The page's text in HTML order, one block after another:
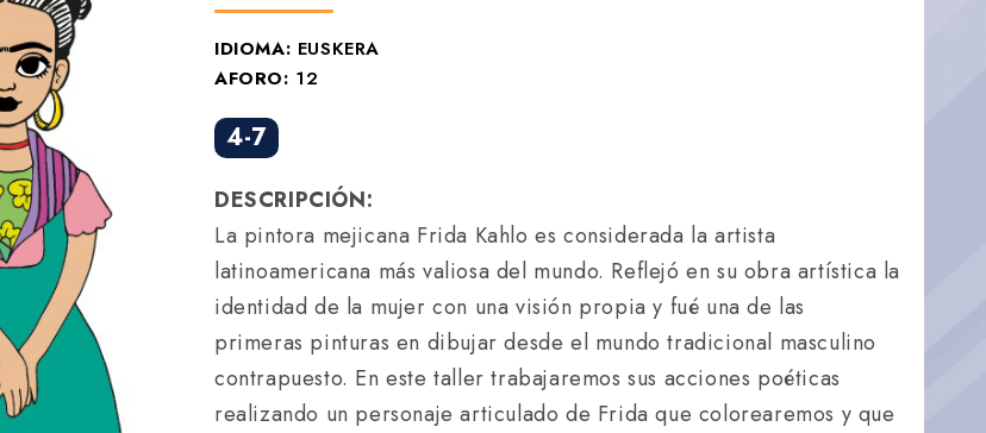
IDIOMA: EUSKERA
AFORO: 12
4-7
DESCRIPCIÓN:
La pintora mejicana Frida Kahlo es considerada la artista
latinoamericana más valiosa del mundo. Reflejó en su obra artística la
identidad de la mujer con una visión propia y fué una de las
primeras pinturas en dibujar desde el mundo tradicional masculino
contrapuesto. En este taller trabajaremos sus acciones poéticas
realizando un personaje articulado de Frida que colorearemos y que